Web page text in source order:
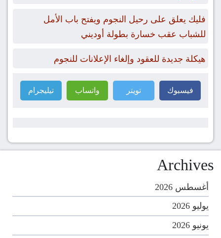
فليك يعلق على رحيل النجوم ويفتح باب الأمل
للشباب عقب خسارة بطولة أوديني
هيكلة جديدة للعقود وإلغاء الإعلانات للنجوم
فيسبوك تويتر واتساب تيليجرام
Archives
أغسطس 2026
يوليو 2026
يونيو 2026